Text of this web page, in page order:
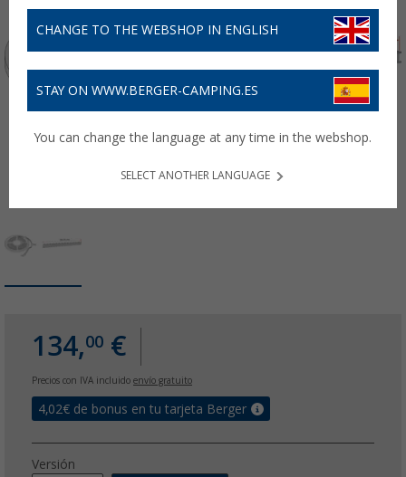
134,00 €
Precios con IVA incluido envío gratuito
4,02€ de bonus en tu tarjeta Berger
Versión
CHANGE TO THE WEBSHOP IN ENGLISH
STAY ON WWW.BERGER-CAMPING.ES
You can change the language at any time in the webshop.
SELECT ANOTHER LANGUAGE